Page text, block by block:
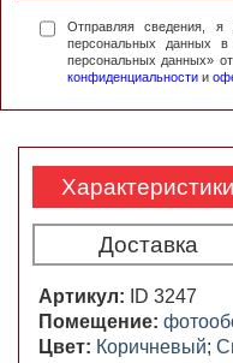
Отправляя сведения, я
персональных данных
персональных данных»
конфиденциальности и
Характеристики
Доставка
Артикул:
ID 3247
Помещение:
Цвет: Коричневый;